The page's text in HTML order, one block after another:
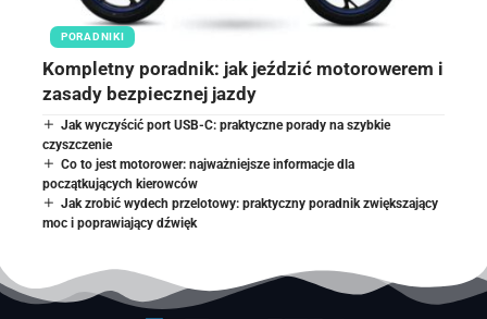
PORADNIKI
Kompletny poradnik: jak jeździć motorowerem i
zasady bezpiecznej jazdy
Jak wyczyścić port USB-C: praktyczne porady na szybkie
czyszczenie
Co to jest motorower: najważniejsze informacje dla
początkujących kierowców
Jak zrobić wydech przelotowy: praktyczny poradnik zwiększający
moc i poprawiający dźwięk